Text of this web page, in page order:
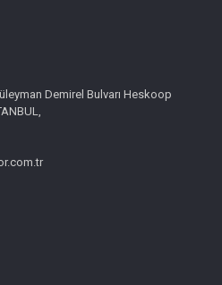
Demirel Bulvarı Heskoop